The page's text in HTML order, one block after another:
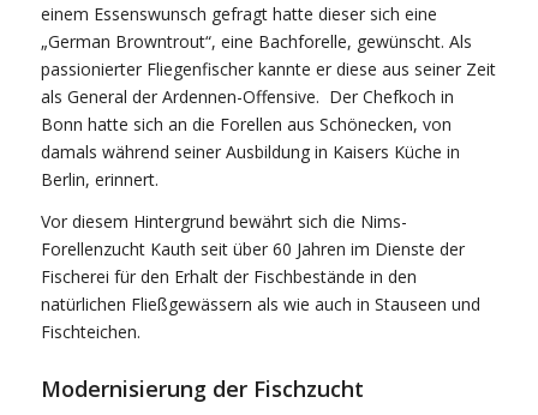
einem Essenswunsch gefragt hatte dieser sich eine
„German Browntrout“, eine Bachforelle, gewünscht. Als
passionierter Fliegenfischer kannte er diese aus seiner Zeit
als General der Ardennen-Offensive. Der Chefkoch in
Bonn hatte sich an die Forellen aus Schönecken, von
damals während seiner Ausbildung in Kaisers Küche in
Berlin, erinnert.
Vor diesem Hintergrund bewährt sich die Nims-
Forellenzucht Kauth seit über 60 Jahren im Dienste der
Fischerei für den Erhalt der Fischbestände in den
natürlichen Fließgewässern als wie auch in Stauseen und
Fischteichen.
Modernisierung der Fischzucht